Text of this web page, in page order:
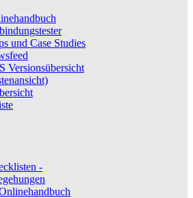
und Case Studies
Versionsübersicht
-